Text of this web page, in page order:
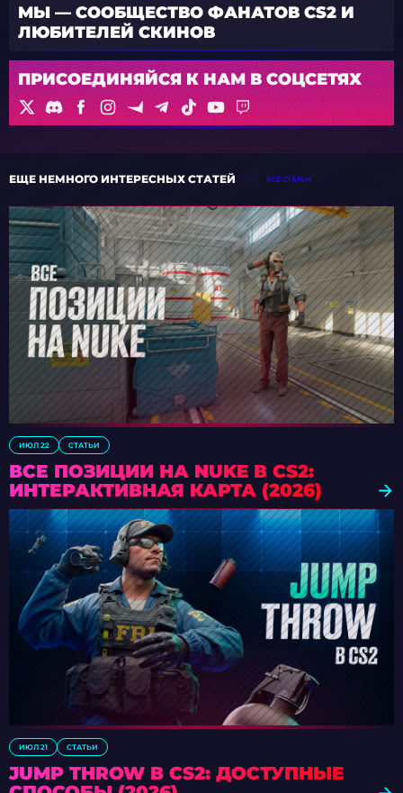
МЫ — СООБЩЕСТВО ФАНАТОВ CS2 И
ЛЮБИТЕЛЕЙ СКИНОВ
ПРИСОЕДИНЯЙСЯ К НАМ В СОЦСЕТЯХ
ЕЩЕ НЕМНОГО ИНТЕРЕСНЫХ СТАТЕЙ ВСЕ СТАТЬИ
ИЮЛ 22 СТАТЬИ
ВСЕ ПОЗИЦИИ НА NUKE В CS2:
ИНТЕРАКТИВНАЯ КАРТА (2026)
ИЮЛ 21 СТАТЬИ
JUMP THROW В CS2: ДОСТУПНЫЕ